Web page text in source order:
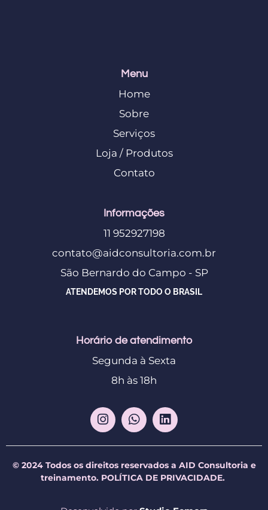
Menu
Home
Sobre
Serviços
Loja / Produtos
Contato
Informações
11 952927198
contato@aidconsultoria.com.br
São Bernardo do Campo - SP
ATENDEMOS POR TODO O BRASIL
Horário de atendimento
Segunda à Sexta
8h às 18h
© 2024 Todos os direitos reservados a AID Consultoria e
treinamento. POLÍTICA DE PRIVACIDADE.